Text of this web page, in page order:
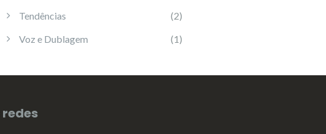
Tendências
(2)
Voz e Dublagem
(1)